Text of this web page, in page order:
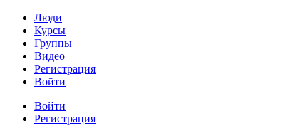
Люди
Курсы
Группы
Видео
Регистрация
Войти
Войти
Регистрация